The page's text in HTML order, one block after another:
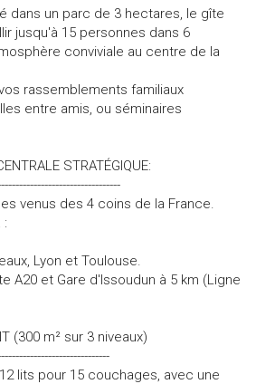
dans un parc de 3 hectares, le gîte
jusqu'à 15 personnes dans 6
conviviale au centre de la
rassemblements familiaux
entre amis, ou séminaires
STRATÉGIQUE:
venus des 4 coins de la France.
:
Lyon et Toulouse.
A20 et Gare d'Issoudun à 5 km (Ligne
(300 m² sur 3 niveaux)
lits pour 15 couchages, avec une